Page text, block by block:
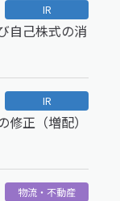
IR
自己株式の消
IR
正（増配）
物流・不動産